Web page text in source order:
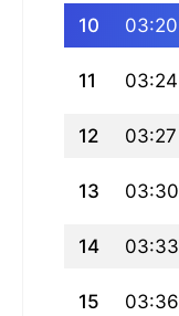
10 03:20
11 03:24
12 03:27
13 03:30
14 03:33
15 03:36